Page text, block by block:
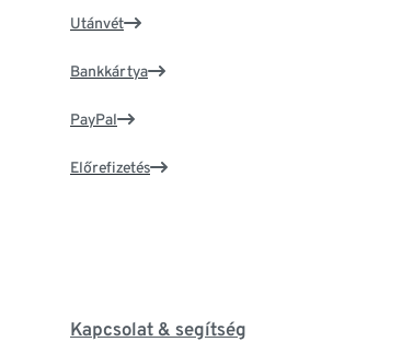
Utánvét
Bankkártya
PayPal
Előrefizetés
Kapcsolat & segítség